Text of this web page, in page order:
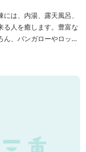
は、内湯、露天風呂、
る人を癒します。豊富な
、バンガローやロッジ
がらゆったりと温泉を